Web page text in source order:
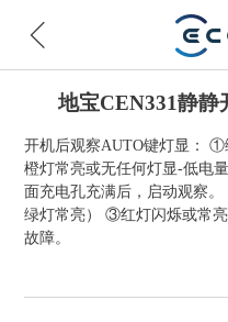
地宝CEN331静静
开机后观察AUTO键灯显：
橙灯常亮或无任何灯显-低电
面充电孔充满后，启动观察
绿灯常亮） ③红灯闪烁或常
故障。